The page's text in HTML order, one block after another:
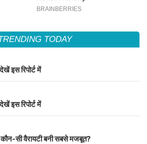
TODAY
इस रिपोर्ट में
इस रिपोर्ट में
कौन-सी वैरायटी बनी सबसे मजबूत?